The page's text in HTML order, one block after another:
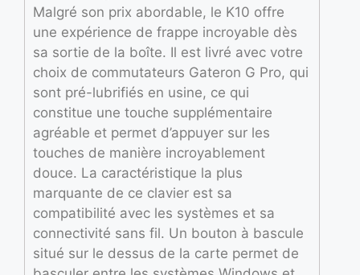
Malgré son prix abordable, le K10 offre
une expérience de frappe incroyable dès
sa sortie de la boîte. Il est livré avec votre
choix de commutateurs Gateron G Pro, qui
sont pré-lubrifiés en usine, ce qui
constitue une touche supplémentaire
agréable et permet d’appuyer sur les
touches de manière incroyablement
douce. La caractéristique la plus
marquante de ce clavier est sa
compatibilité avec les systèmes et sa
connectivité sans fil. Un bouton à bascule
situé sur le dessus de la carte permet de